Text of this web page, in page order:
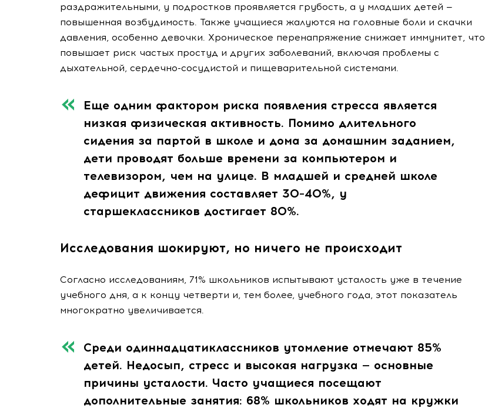
раздражительными, у подростков проявляется грубость, а у младших детей —
повышенная возбудимость. Также учащиеся жалуются на головные боли и скачки
давления, особенно девочки. Хроническое перенапряжение снижает иммунитет, что
повышает риск частых простуд и других заболеваний, включая проблемы с
дыхательной, сердечно-сосудистой и пищеварительной системами.
Еще одним фактором риска появления стресса является
низкая физическая активность. Помимо длительного
сидения за партой в школе и дома за домашним заданием,
дети проводят больше времени за компьютером и
телевизором, чем на улице. В младшей и средней школе
дефицит движения составляет 30–40%, у
старшеклассников достигает 80%.
Исследования шокируют, но ничего не происходит
Согласно исследованиям, 71% школьников испытывают усталость уже в течение
учебного дня, а к концу четверти и, тем более, учебного года, этот показатель
многократно увеличивается.
Среди одиннадцатиклассников утомление отмечают 85%
детей. Недосып, стресс и высокая нагрузка — основные
причины усталости. Часто учащиеся посещают
дополнительные занятия: 68% школьников ходят на кружки